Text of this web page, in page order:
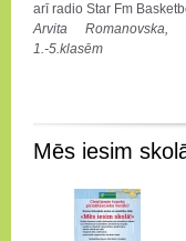
arī radio Star Fm
Arvita Romanovska,
1.-5.klasēm
Mēs iesim